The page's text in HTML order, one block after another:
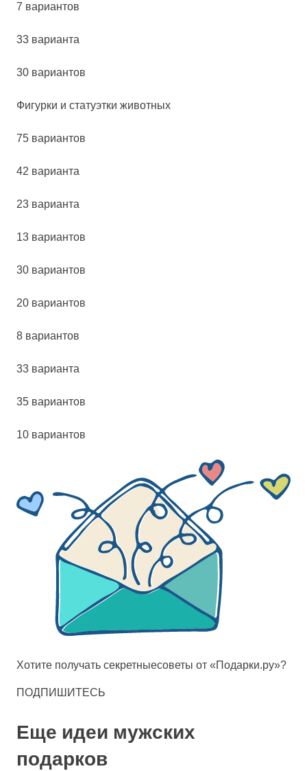
7 вариантов
33 варианта
30 вариантов
Фигур­ки и ста­ту­эт­ки жи­вот­ных
75 вариантов
42 варианта
23 варианта
13 вариантов
30 вариантов
20 вариантов
8 вариантов
33 варианта
35 вариантов
10 вариантов
Хотите получать секретныесоветы от «Подарки.ру»?
ПОДПИШИТЕСЬ
Еще идеи мужских
подарков